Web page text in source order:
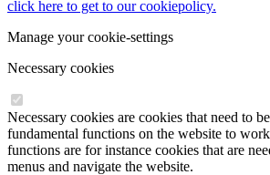
click here to get to our cookiepolicy.
Manage your cookie-settings
Necessary cookies
Necessary cookies are cookies that need to
fundamental functions on the website to
functions are for instance cookies that are
menus and navigate the website.